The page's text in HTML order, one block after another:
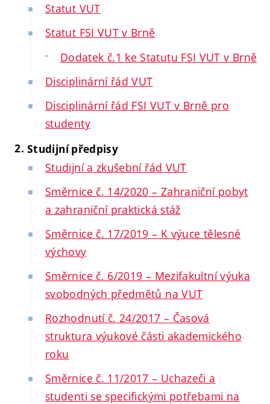
Statut VUT
Statut FSI VUT v Brně
Dodatek č.1 ke Statutu FSI VUT v Brně
Disciplinární řád VUT
Disciplinární řád FSI VUT v Brně pro
studenty
Studijní předpisy
Studijní a zkušební řád VUT
Směrnice č. 14/2020 – Zahraniční pobyt
a zahraniční praktická stáž
Směrnice č. 17/2019 – K výuce tělesné
výchovy
Směrnice č. 6/2019 – Mezifakultní výuka
svobodných předmětů na VUT
Rozhodnutí č. 24/2017 – Časová
struktura výukové části akademického
roku
Směrnice č. 11/2017 – Uchazeči a
studenti se specifickými potřebami na